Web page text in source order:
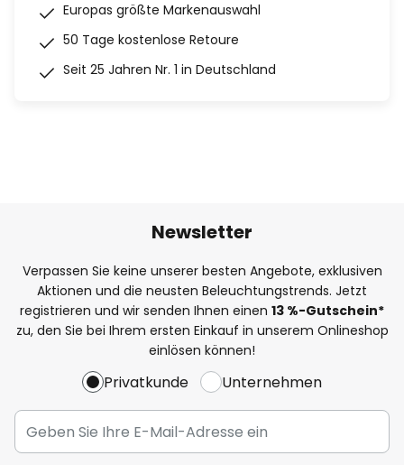
Europas größte Markenauswahl
50 Tage kostenlose Retoure
Seit 25 Jahren Nr. 1 in Deutschland
Newsletter
Verpassen Sie keine unserer besten Angebote, exklusiven
Aktionen und die neusten Beleuchtungstrends. Jetzt
registrieren und wir senden Ihnen einen 13 %-Gutschein*
zu, den Sie bei Ihrem ersten Einkauf in unserem Onlineshop
einlösen können!
Privatkunde Unternehmen